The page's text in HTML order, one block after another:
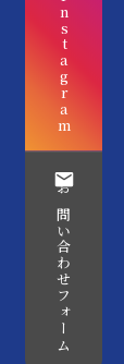
Instagram
お問い合わせフォーム